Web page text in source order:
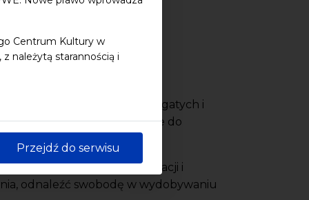
Centrum Kultury w
należytą starannością i
Przejdź do serwisu
– regionu o wyjątkowo bogatych i
przez pokolenia, a także do
ekspresji, komunikacji i
odnaleźć swobodę w wydobywaniu